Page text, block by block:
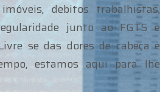
debitos trabalhistas,
junto ao FGTS e
se das dores de cabeça e
estamos aqui para lhe